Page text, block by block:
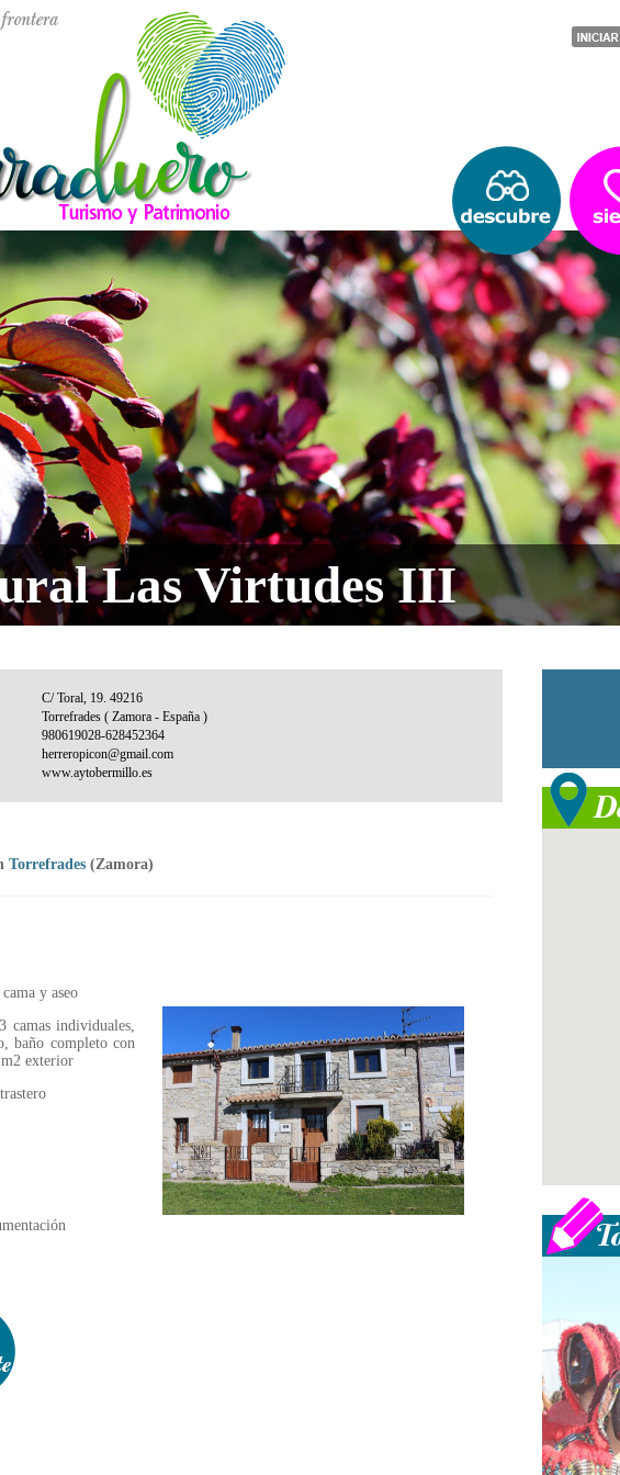
Las Virtudes III
Torrefrades (Zamora)
y aseo
camas individuales,
baño completo con
exterior